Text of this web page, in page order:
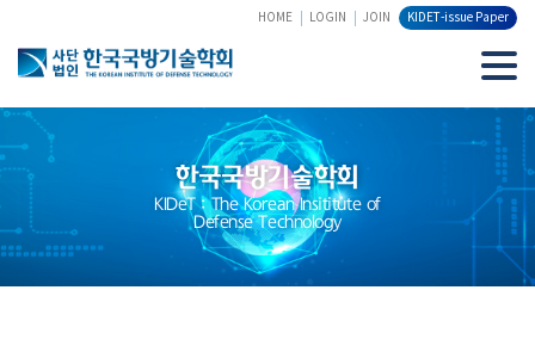
HOME LOGIN JOIN KIDET-issue Paper
한국국방기술학회
KIDeT : The Korean Insititute of
Defense Technology